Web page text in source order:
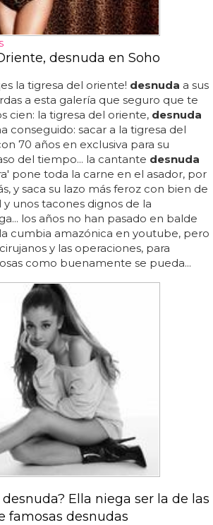
desnuda en Soho
la tigresa del oriente! desnuda a sus
a esta galería que seguro que te
cien: la tigresa del oriente, desnuda
conseguido: sacar a la tigresa del
70 años en exclusiva para su
del tiempo... la cantante desnuda
pone toda la carne en el asador, por
y saca su lazo más feroz con bien de
unos tacones dignos de la
los años no han pasado en balde
cumbia amazónica en youtube, pero
y las operaciones, para
como buenamente se pueda...
Ella niega ser la de las
famosas desnudas